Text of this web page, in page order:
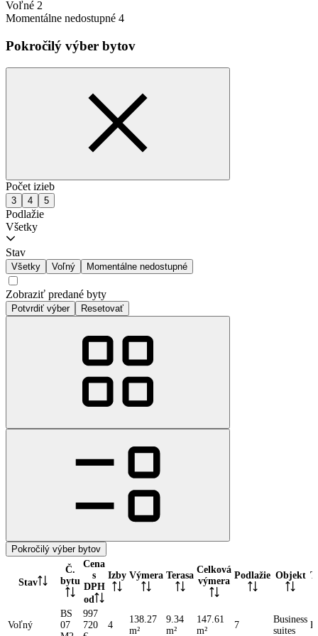
Voľné 2
Momentálne nedostupné 4
Pokročilý výber bytov
Počet izieb
3 4 5
Podlažie
Všetky
Stav
Všetky Voľný Momentálne nedostupné
Zobraziť predané byty
Potvrdiť výber Resetovať
Pokročilý výber bytov
Stav
Č.
bytu
Cena
s
DPH
od
Izby Výmera Terasa
Celková
výmera
Podlažie Objekt
Voľný
BS
07
997
720
4
138.27
m²
9.34
m²
147.61
m²
7
Business
suites